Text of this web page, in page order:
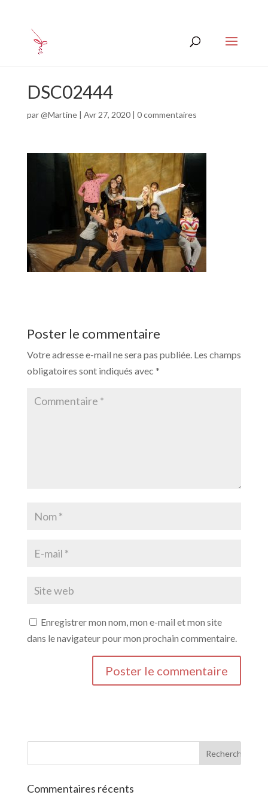
DSC02444
par@Martine| Avr 27, 2020| 0 commentaires
Poster le commentaire
Votre adresse e-mail ne sera pas publiée. Les champs
obligatoires sont indiqués avec *
Enregistrer mon nom, mon e-mail et mon site
dans le navigateur pour mon prochain commentaire.
Commentaires récents